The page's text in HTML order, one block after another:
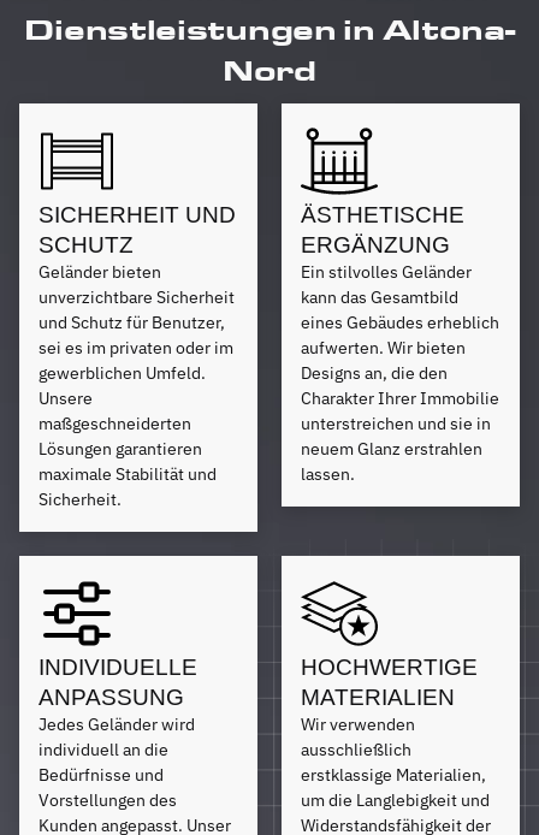
Dienstleistungen in Altona-
Nord
SICHERHEIT UND
SCHUTZ
Geländer bieten
unverzichtbare Sicherheit
und Schutz für Benutzer,
sei es im privaten oder im
gewerblichen Umfeld.
Unsere
maßgeschneiderten
Lösungen garantieren
maximale Stabilität und
Sicherheit.
ÄSTHETISCHE
ERGÄNZUNG
Ein stilvolles Geländer
kann das Gesamtbild
eines Gebäudes erheblich
aufwerten. Wir bieten
Designs an, die den
Charakter Ihrer Immobilie
unterstreichen und sie in
neuem Glanz erstrahlen
lassen.
INDIVIDUELLE
ANPASSUNG
Jedes Geländer wird
individuell an die
Bedürfnisse und
Vorstellungen des
Kunden angepasst. Unser
HOCHWERTIGE
MATERIALIEN
Wir verwenden
ausschließlich
erstklassige Materialien,
um die Langlebigkeit und
Widerstandsfähigkeit der